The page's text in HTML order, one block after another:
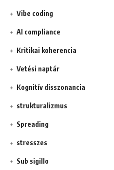
Vibe coding
AI compliance
Kritikai koherencia
Vetési naptár
Kognitív disszonancia
strukturalizmus
Spreading
stresszes
Sub sigillo